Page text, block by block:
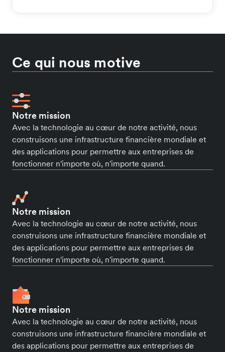
Ce qui nous motive
Notre mission
Avec la technologie au cœur de notre activité, nous
construisons une infrastructure financière mondiale et
des applications pour permettre aux entreprises de
fonctionner n'importe où, n'importe quand.
Notre mission
Avec la technologie au cœur de notre activité, nous
construisons une infrastructure financière mondiale et
des applications pour permettre aux entreprises de
fonctionner n'importe où, n'importe quand.
Notre mission
Avec la technologie au cœur de notre activité, nous
construisons une infrastructure financière mondiale et
des applications pour permettre aux entreprises de